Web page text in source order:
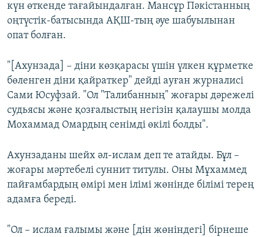
күн өткенде тағайындалған. Мансұр Пәкістанның
оңтүстік-батысында АҚШ-тың әуе шабуылынан
опат болған.
"[Ахунзада] – діни көзқарасы үшін үлкен құрметке
бөленген діни қайраткер" дейді ауған журналисі
Сами Юсуфзай. "Ол "Талибанның" жоғары дәрежелі
судьясы және қозғалыстың негізін қалаушы молда
Мохаммад Омардың сенімді өкілі болды".
Ахунзаданы шейх әл-ислам деп те атайды. Бұл –
жоғары мәртебелі суннит титулы. Оны Мұхаммед
пайғамбардың өмірі мен ілімі жөнінде білімі терең
адамға береді.
"Ол – ислам ғалымы және [дін жөніндегі] бірнеше